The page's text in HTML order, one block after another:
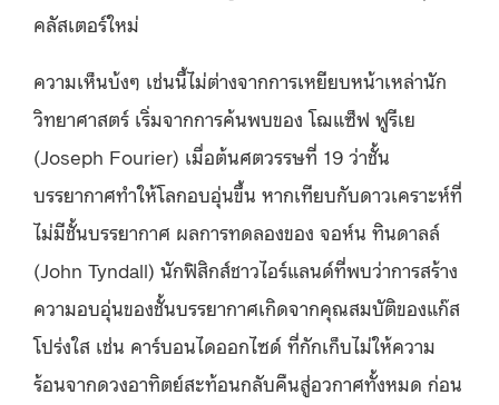
คลัสเตอร์ใหม่
ความเห็นบ้งๆ เช่นนี้ไม่ต่างจากการเหยียบหน้าเหล่านัก
วิทยาศาสตร์ เริ่มจากการค้นพบของ โฌแซ็ฟ ฟูรีเย
(Joseph Fourier) เมื่อต้นศตวรรษที่ 19 ว่าชั้น
บรรยากาศทำให้โลกอบอุ่นขึ้น หากเทียบกับดาวเคราะห์ที่
ไม่มีชั้นบรรยากาศ ผลการทดลองของ จอห์น ทินดาลล์
(John Tyndall) นักฟิสิกส์ชาวไอร์แลนด์ที่พบว่าการสร้าง
ความอบอุ่นของชั้นบรรยากาศเกิดจากคุณสมบัติของแก๊ส
โปร่งใส เช่น คาร์บอนไดออกไซด์ ที่กักเก็บไม่ให้ความ
ร้อนจากดวงอาทิตย์สะท้อนกลับคืนสู่อวกาศทั้งหมด ก่อน